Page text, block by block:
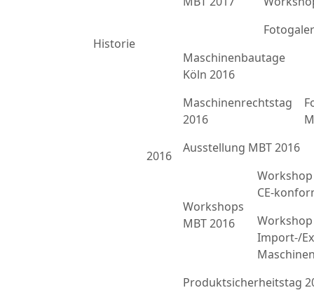
Historie
2016
Maschinenbautage
Köln 2016
Maschinenrechtstag
2016
Ausstellung MBT 2016
Workshops
MBT 2016
CE-
Import-/
Produktsicherheitstag